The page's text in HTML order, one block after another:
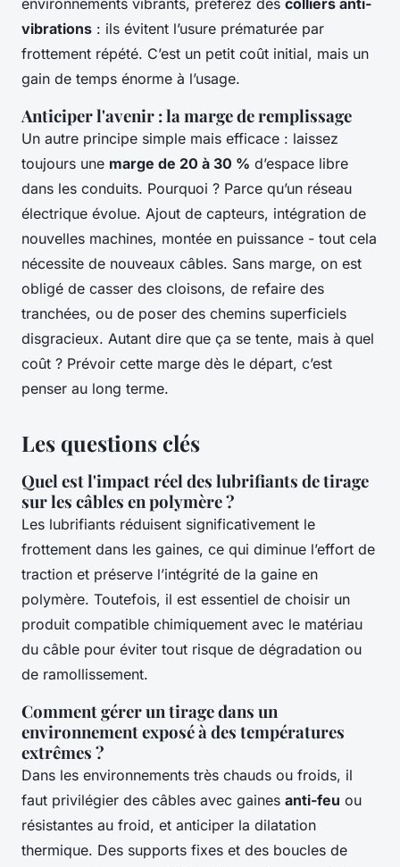
environnements vibrants, préférez des colliers anti-
vibrations : ils évitent l’usure prématurée par
frottement répété. C’est un petit coût initial, mais un
gain de temps énorme à l’usage.
Anticiper l'avenir : la marge de remplissage
Un autre principe simple mais efficace : laissez
toujours une marge de 20 à 30 % d’espace libre
dans les conduits. Pourquoi ? Parce qu’un réseau
électrique évolue. Ajout de capteurs, intégration de
nouvelles machines, montée en puissance - tout cela
nécessite de nouveaux câbles. Sans marge, on est
obligé de casser des cloisons, de refaire des
tranchées, ou de poser des chemins superficiels
disgracieux. Autant dire que ça se tente, mais à quel
coût ? Prévoir cette marge dès le départ, c’est
penser au long terme.
Les questions clés
Quel est l'impact réel des lubrifiants de tirage
sur les câbles en polymère ?
Les lubrifiants réduisent significativement le
frottement dans les gaines, ce qui diminue l’effort de
traction et préserve l’intégrité de la gaine en
polymère. Toutefois, il est essentiel de choisir un
produit compatible chimiquement avec le matériau
du câble pour éviter tout risque de dégradation ou
de ramollissement.
Comment gérer un tirage dans un
environnement exposé à des températures
extrêmes ?
Dans les environnements très chauds ou froids, il
faut privilégier des câbles avec gaines anti-feu ou
résistantes au froid, et anticiper la dilatation
thermique. Des supports fixes et des boucles de